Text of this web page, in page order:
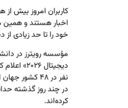
کاربران امروز بیش
اخبار هستند و
خود را تا حد زیادی
مؤسسه رویترز در
در چند روز گذشته
کرده‌اند.